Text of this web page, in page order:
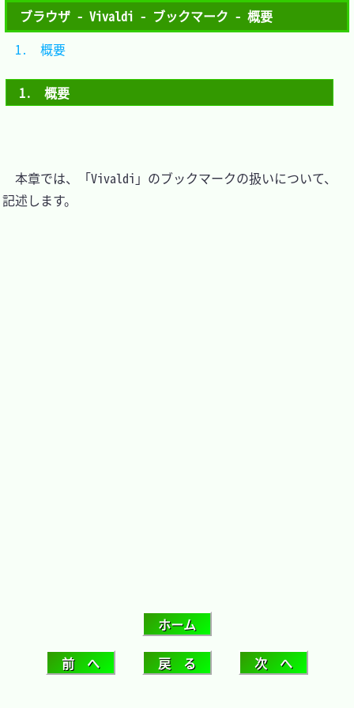
ブラウザ - Vivaldi - ブックマーク - 概要
1.　概要
本章では、「Vivaldi」のブックマークの扱いについて、
記述します。